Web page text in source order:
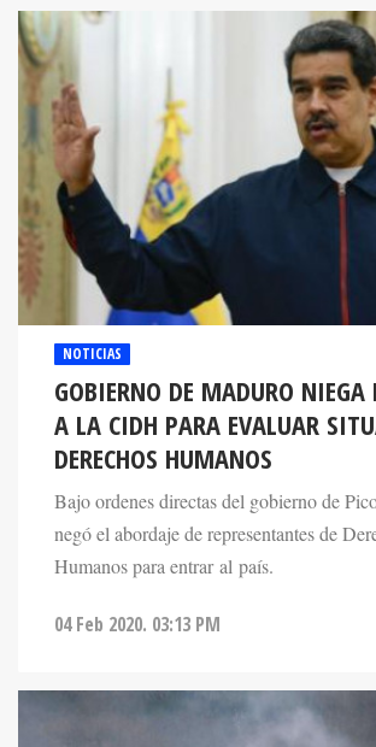
NOTICIAS
GOBIERNO DE MADURO NIEGA
A LA CIDH PARA EVALUAR
DERECHOS HUMANOS
Bajo ordenes directas del gobierno de
negó el abordaje de representantes de
Humanos para entrar al país.
04 Feb 2020. 03:13 PM